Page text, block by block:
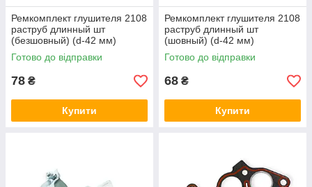
Ремкомплект глушителя 2108
раструб длинный шт
(безшовный) (d-42 мм)
Готово до відправки
78 ₴
Купити
Ремкомплект глушителя 2108
раструб длинный шт
(шовный) (d-42 мм)
Готово до відправки
68 ₴
Купити